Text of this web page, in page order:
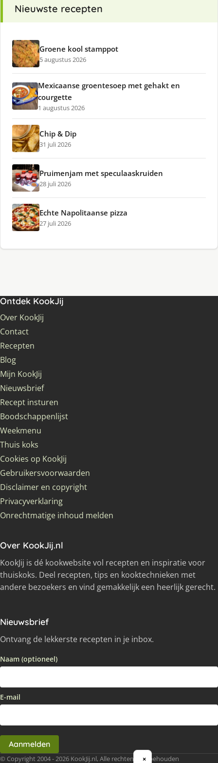
Nieuwste recepten
Groene kool stamppot
5 augustus 2026
Mexicaanse groentesoep met gehakt en
courgette
1 augustus 2026
Chip & Dip
31 juli 2026
Pruimenjam met speculaaskruiden
28 juli 2026
Echte Napolitaanse pizza
27 juli 2026
Ontdek KookJij
Over KookJij
Contact
Recepten
Blog
Mijn KookJij
Nieuwsbrief
Recept insturen
Boodschappenlijst
Weekmenu
Thuis koks
Cookies op KookJij
Gebruikersvoorwaarden
Disclaimer en copyright
Privacyverklaring
Onrechtmatige inhoud melden
Over KookJij.nl
KookJij is dé kookwebsite vol recepten en inspiratie voor
thuiskoks. Deel recepten, tips en kooktechnieken met
andere bezoekers en vind gemakkelijk een heerlijk gerecht.
Nieuwsbrief
Ontvang de lekkerste recepten in je inbox.
Naam (optioneel)
E-mail
Aanmelden
© Copyright 2004 - 2026 KookJij.nl, Alle rechten voorbehouden
×